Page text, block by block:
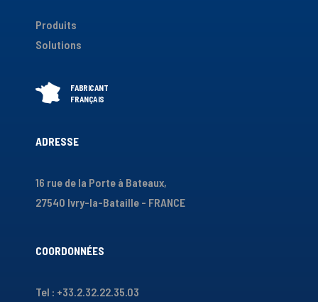
Produits
Solutions
ADRESSE
16 rue de la Porte à Bateaux,
27540 Ivry-la-Bataille - FRANCE
COORDONNÉES
Tel : +33.2.32.22.35.03